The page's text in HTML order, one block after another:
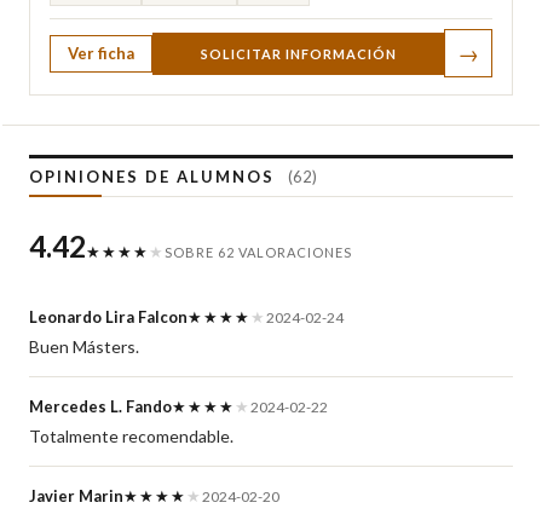
Ver ficha SOLICITAR INFORMACIÓN →
OPINIONES DE ALUMNOS (62)
4.42★★★★ ★ SOBRE 62 VALORACIONES
Leonardo Lira Falcon★★★★ ★ 2024-02-24
Buen Másters.
Mercedes L. Fando★★★★ ★ 2024-02-22
Totalmente recomendable.
Javier Marin★★★★ ★ 2024-02-20